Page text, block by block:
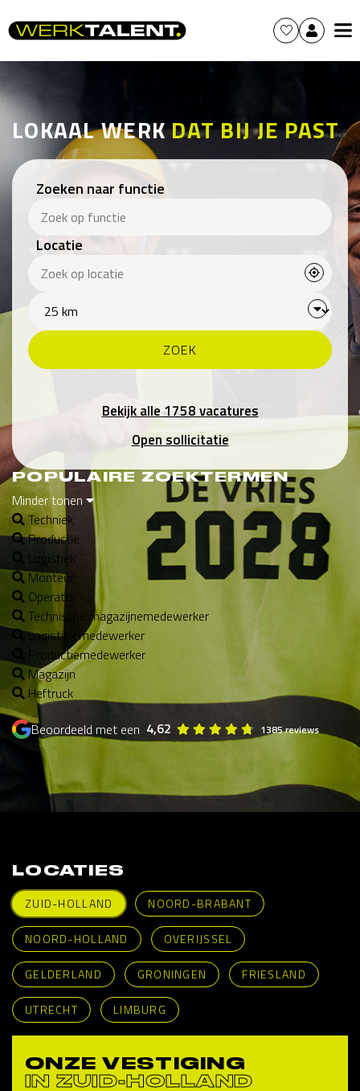
LOKAAL WERKDAT BIJ JE PAST
Zoeken naar functie
Locatie
Bekijk alle 1758 vacatures
Open sollicitatie
POPULAIRE ZOEKTERMEN
Minder tonen
Techniek
Productie
Logistiek
Monteur
Operator
Technische magazijnemedewerker
Logistiek medewerker
Productiemedewerker
Magazijn
Heftruck
Beoordeeld met een 4,62 1385 reviews
LOCATIES
ZUID-HOLLAND
NOORD-BRABANT
NOORD-HOLLAND OVERIJSSEL
GELDERLAND GRONINGEN FRIESLAND
UTRECHT LIMBURG
ONZE VESTIGING
IN ZUID-HOLLAND